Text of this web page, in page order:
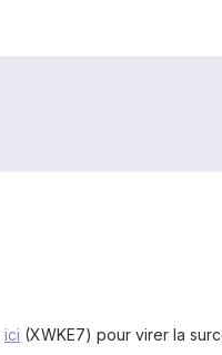
ici (XWKE7) pour virer la